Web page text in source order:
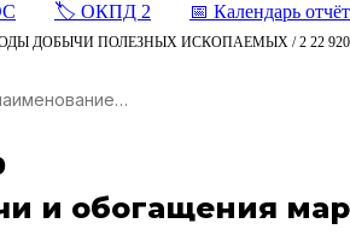
🏷️ ОКПД 2 📅 Календарь
ДОБЫЧИ ПОЛЕЗНЫХ ИСКОПАЕМЫХ /2 22
и обогащения